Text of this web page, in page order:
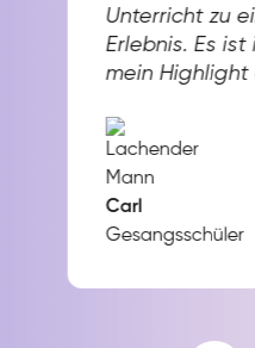
Unterricht zu
Erlebnis. Es
mein Highlight
Carl
Gesangsschüler